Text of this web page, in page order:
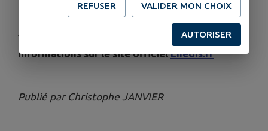
Vous pouvez également retrouver ces
informations sur le site officielEnedis.fr
Publié par Christophe JANVIER
REFUSER VALIDER MON CHOIX
AUTORISER